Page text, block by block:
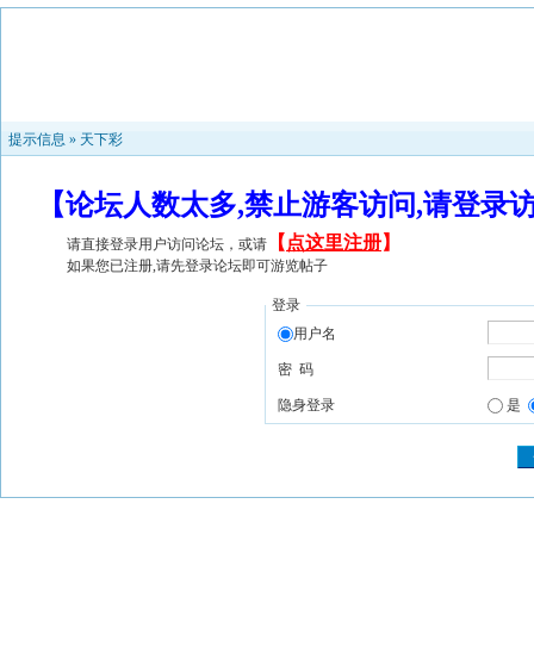
提示信息 » 天下彩
【论坛人数太多,禁止游客访问,请登
请直接登录用户访问论坛，或请 【 点这里注册】
如果您已注册,请先登录论坛即可游览帖子
登录
用户名
密 码
隐身登录 是